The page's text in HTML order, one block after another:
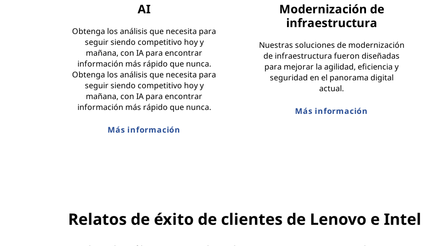
AI
Obtenga los análisis que necesita para
seguir siendo competitivo hoy y
mañana, con IA para encontrar
información más rápido que nunca.
Obtenga los análisis que necesita para
seguir siendo competitivo hoy y
mañana, con IA para encontrar
información más rápido que nunca.
Más información
Modernización de
infraestructura
Nuestras soluciones de modernización
de infraestructura fueron diseñadas
para mejorar la agilidad, eficiencia y
seguridad en el panorama digital
actual.
Más información
Relatos de éxito de clientes de Lenovo e Intel